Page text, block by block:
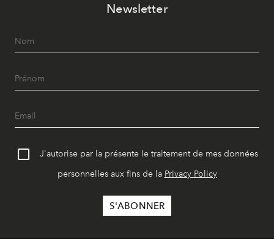
Newsletter
J'autorise par la présente le traitement de mes données
personnelles aux fins de la Privacy Policy